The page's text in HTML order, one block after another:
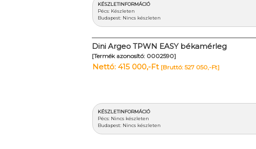
KÉSZLETINFORMÁCIÓ
Pécs: Készleten
Budapest: Nincs készleten
Dini Argeo TPWN EASY békamérleg
[Termék azonosító: 0002590]
Nettó: 415 000,-Ft [Bruttó: 527 050,-Ft]
KÉSZLETINFORMÁCIÓ
Pécs: Nincs készleten
Budapest: Nincs készleten